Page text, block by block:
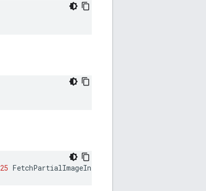
FetchPartialImageInfo